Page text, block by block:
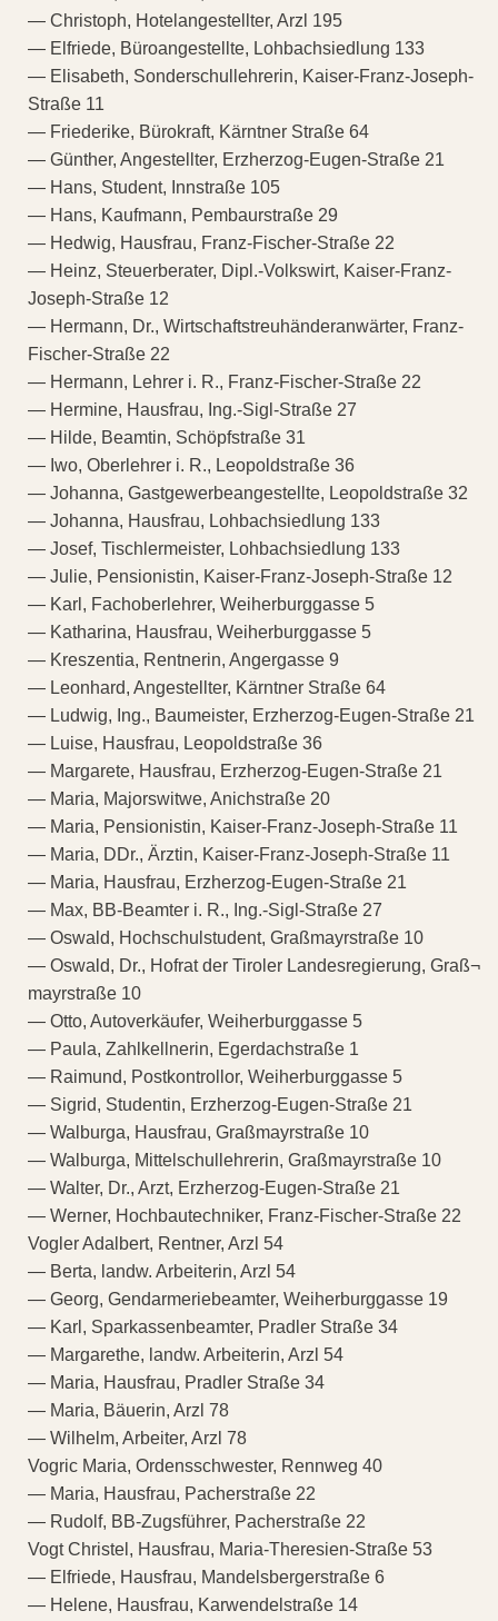
— Christoph, Hotelangestellter, Arzl 195
— Elfriede, Büroangestellte, Lohbachsiedlung 133
— Elisabeth, Sonderschullehrerin, Kaiser-Franz-Joseph-
Straße 11
— Friederike, Bürokraft, Kärntner Straße 64
— Günther, Angestellter, Erzherzog-Eugen-Straße 21
— Hans, Student, Innstraße 105
— Hans, Kaufmann, Pembaurstraße 29
— Hedwig, Hausfrau, Franz-Fischer-Straße 22
— Heinz, Steuerberater, Dipl.-Volkswirt, Kaiser-Franz-
Joseph-Straße 12
— Hermann, Dr., Wirtschaftstreuhänderanwärter, Franz-
Fischer-Straße 22
— Hermann, Lehrer i. R., Franz-Fischer-Straße 22
— Hermine, Hausfrau, Ing.-Sigl-Straße 27
— Hilde, Beamtin, Schöpfstraße 31
— Iwo, Oberlehrer i. R., Leopoldstraße 36
— Johanna, Gastgewerbeangestellte, Leopoldstraße 32
— Johanna, Hausfrau, Lohbachsiedlung 133
— Josef, Tischlermeister, Lohbachsiedlung 133
— Julie, Pensionistin, Kaiser-Franz-Joseph-Straße 12
— Karl, Fachoberlehrer, Weiherburggasse 5
— Katharina, Hausfrau, Weiherburggasse 5
— Kreszentia, Rentnerin, Angergasse 9
— Leonhard, Angestellter, Kärntner Straße 64
— Ludwig, Ing., Baumeister, Erzherzog-Eugen-Straße 21
— Luise, Hausfrau, Leopoldstraße 36
— Margarete, Hausfrau, Erzherzog-Eugen-Straße 21
— Maria, Majorswitwe, Anichstraße 20
— Maria, Pensionistin, Kaiser-Franz-Joseph-Straße 11
— Maria, DDr., Ärztin, Kaiser-Franz-Joseph-Straße 11
— Maria, Hausfrau, Erzherzog-Eugen-Straße 21
— Max, BB-Beamter i. R., Ing.-Sigl-Straße 27
— Oswald, Hochschulstudent, Graßmayrstraße 10
— Oswald, Dr., Hofrat der Tiroler Landesregierung, Graß¬
mayrstraße 10
— Otto, Autoverkäufer, Weiherburggasse 5
— Paula, Zahlkellnerin, Egerdachstraße 1
— Raimund, Postkontrollor, Weiherburggasse 5
— Sigrid, Studentin, Erzherzog-Eugen-Straße 21
— Walburga, Hausfrau, Graßmayrstraße 10
— Walburga, Mittelschullehrerin, Graßmayrstraße 10
— Walter, Dr., Arzt, Erzherzog-Eugen-Straße 21
— Werner, Hochbautechniker, Franz-Fischer-Straße 22
Vogler Adalbert, Rentner, Arzl 54
— Berta, landw. Arbeiterin, Arzl 54
— Georg, Gendarmeriebeamter, Weiherburggasse 19
— Karl, Sparkassenbeamter, Pradler Straße 34
— Margarethe, landw. Arbeiterin, Arzl 54
— Maria, Hausfrau, Pradler Straße 34
— Maria, Bäuerin, Arzl 78
— Wilhelm, Arbeiter, Arzl 78
Vogric Maria, Ordensschwester, Rennweg 40
— Maria, Hausfrau, Pacherstraße 22
— Rudolf, BB-Zugsführer, Pacherstraße 22
Vogt Christel, Hausfrau, Maria-Theresien-Straße 53
— Elfriede, Hausfrau, Mandelsbergerstraße 6
— Helene, Hausfrau, Karwendelstraße 14